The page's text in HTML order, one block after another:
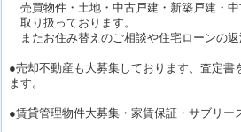
売買物件・土地・中古戸建・新築戸建・
取り扱っております。
またお住み替えのご相談や住宅ローン
●売却不動産も大募集しております、査定
ます。
●賃貸管理物件大募集・家賃保証・サブリ